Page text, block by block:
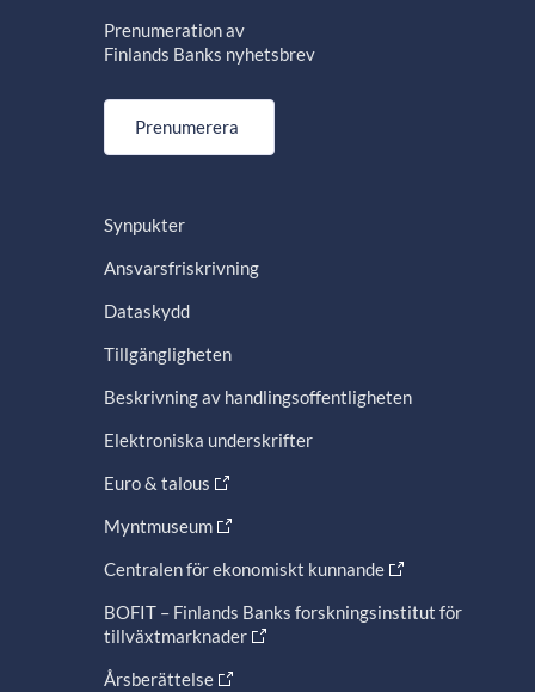
Prenumeration av
Finlands Banks nyhetsbrev
Prenumerera
Synpukter
Ansvarsfriskrivning
Dataskydd
Tillgängligheten
Beskrivning av handlingsoffentligheten
Elektroniska underskrifter
Euro & talous
Myntmuseum
Centralen för ekonomiskt kunnande
BOFIT – Finlands Banks forskningsinstitut för
tillväxtmarknader
Årsberättelse